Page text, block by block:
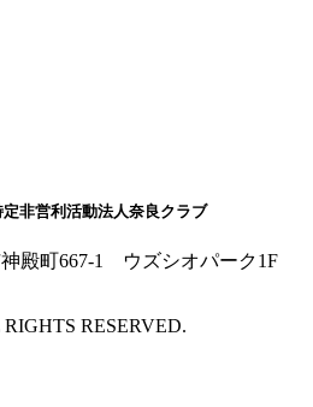
非営利活動法人奈良クラブ
殿町667-1
ウズシオパーク1F
RESERVED.